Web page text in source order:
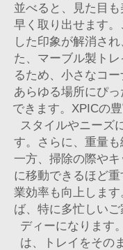
並べると、見た目
早く取り出せます
した印象が解消さ
た、マーブル製ト
るため、小さなコ
あらゆる場所にぴ
できます。XPICの
スタイルやニーズ
す。さらに、重量
一方、掃除の際や
に移動できるほど
業効率も向上しま
ば、特に多忙しい
ディーになります
は、トレイをその